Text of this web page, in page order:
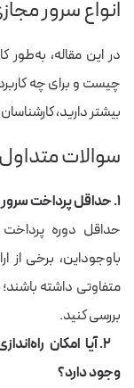
انواع سرور
در این مقاله،
چیست و برای چه
بیشتر دارید،
سوالات متداول
۱. حداقل پرداخت سرور مجازی ساعتی چقدر است؟
باوجوداین، برخی
متفاوتی داشته باشند؛
بررسی کنید.
۲. آیا امکان
وجود دارد؟